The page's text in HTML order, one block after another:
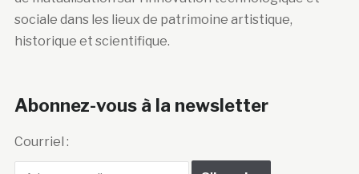
sociale dans les lieux de patrimoine artistique,
historique et scientifique.
Abonnez-vous à la newsletter
Courriel :